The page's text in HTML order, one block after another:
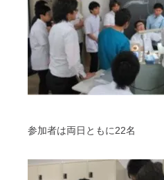
参加者は両日ともに22名